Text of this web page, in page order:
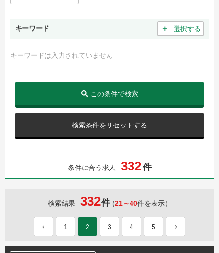
キーワード ＋ 選択する
キーワードは入力されていません
検索条件をリセットする
この条件で検索
条件に合う求人 332件
検索結果 332件 (21～40件を表示）
1 2 3 4 5